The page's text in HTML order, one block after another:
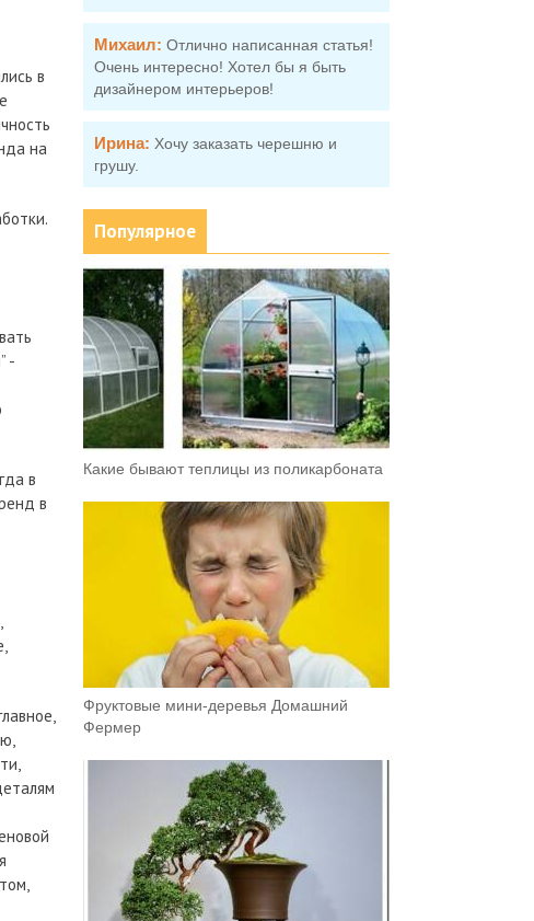
в
на
-
в
в
Михаил: Отлично написанная статья!
Очень интересно! Хотел бы я быть
дизайнером интерьеров!
Ирина: Хочу заказать черешню и
грушу.
Популярное
Какие бывают теплицы из поликарбоната
Фруктовыe мини-деревья Домашний
Фермер